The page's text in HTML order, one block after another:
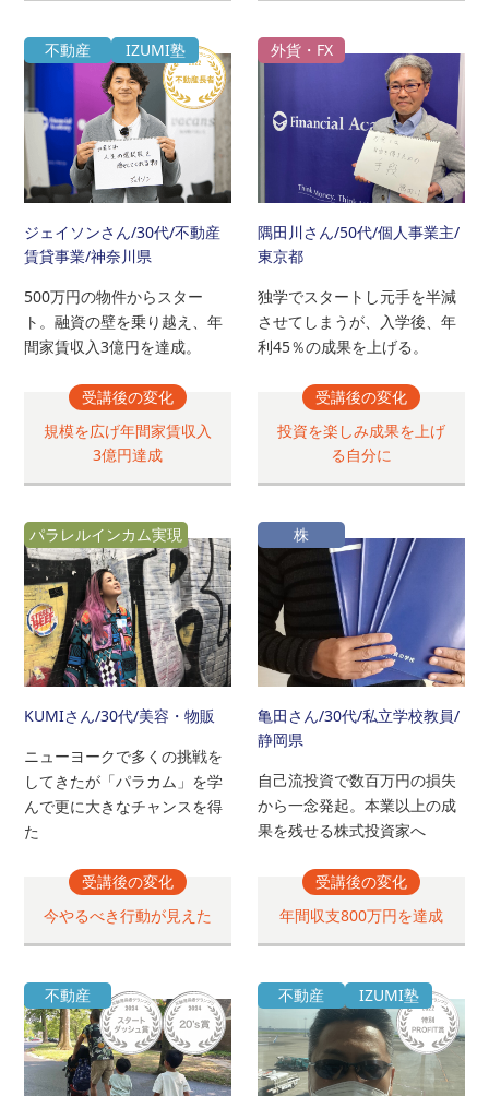
不動産 IZUMI塾
ジェイソンさん/30代/不動産
賃貸事業/神奈川県
500万円の物件からスター
ト。融資の壁を乗り越え、年
間家賃収入3億円を達成。
受講後の変化
規模を広げ年間家賃収入
3億円達成
外貨・FX
隅田川さん/50代/個人事業主/
東京都
独学でスタートし元手を半減
させてしまうが、入学後、年
利45％の成果を上げる。
受講後の変化
投資を楽しみ成果を上げ
る自分に
パラレルインカム実現
KUMIさん/30代/美容・物販
ニューヨークで多くの挑戦を
してきたが「パラカム」を学
んで更に大きなチャンスを得
た
受講後の変化
今やるべき行動が見えた
株
亀田さん/30代/私立学校教員/
静岡県
自己流投資で数百万円の損失
から一念発起。本業以上の成
果を残せる株式投資家へ
受講後の変化
年間収支800万円を達成
不動産 不動産 IZUMI塾